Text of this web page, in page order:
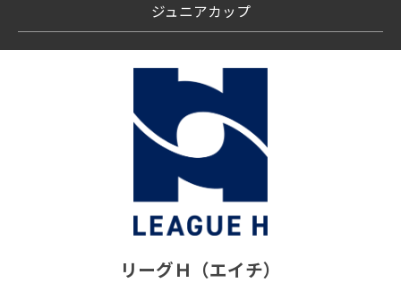
ジュニアカップ
リーグＨ（エイチ）